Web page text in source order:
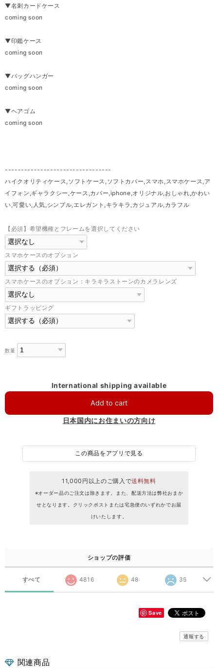
▼名刺カードケース
coming soon
▼印鑑ケース
coming soon
▼バッグハンガー
coming soon
▼ヘアゴム
coming soon
---------------------------------
ハイクオリティケース,ソフトケース,ソフトカバー,スマホ,スマホケース,ア
イフォン,ギャラクシー,ケース,カバー,iphone,オリジナル,おしゃれ,かわい
い,可愛い,人気,シンプル,エレガント,キラキラ,カジュアル,カラフル
【必須】希望機種とフレームを選択してください
スマホケースのオプション
スマホケースのオプション：キラキラストーンのカメラレンズ
ギフトラッピング
数量
International shipping available
Add to cart
日本国内にお住まいの方向け
この商品をアプリで見る
11,000円以上のご購入で送料無料
※オーダー品のご注文は除きます。また、配送方法は弊社おまか
せとなります。クリックポストまたは宅急便のいずれかでお届
けいたします。
ショップの評価
すべて 4816 48 35
Save
通報する
関連商品